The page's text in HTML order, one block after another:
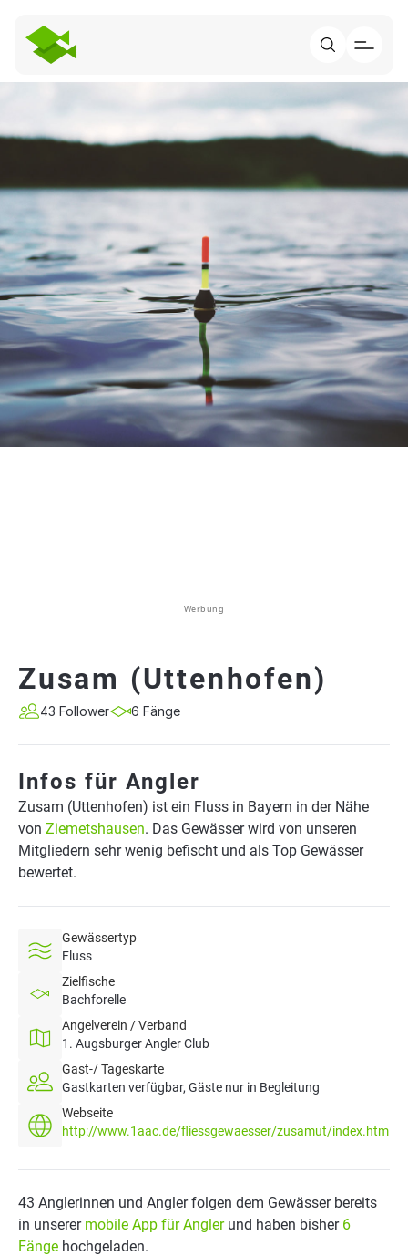
Werbung
Zusam (Uttenhofen)
43 Follower 6 Fänge
Infos für Angler
Zusam (Uttenhofen) ist ein Fluss in Bayern in der Nähe
von Ziemetshausen. Das Gewässer wird von unseren
Mitgliedern sehr wenig befischt und als Top Gewässer
bewertet.
Gewässertyp
Fluss
Zielfische
Bachforelle
Angelverein / Verband
1. Augsburger Angler Club
Gast-/ Tageskarte
Gastkarten verfügbar, Gäste nur in Begleitung
Webseite
http://www.1aac.de/fliessgewaesser/zusamut/index.html
43 Anglerinnen und Angler folgen dem Gewässer bereits
in unserer mobile App für Anglerund haben bisher 6
Fänge hochgeladen.